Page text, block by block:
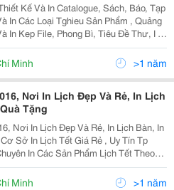
In Kep File, Phong Bì, Tiêu Đề Thư, I N
Đựng Hồ Sơ &Hellip;. -Thiết Kế Và In
Order N
Minh >1 năm
Nơi In Lịch Đẹp Và Rẻ, In Lịch
Tặng
Nơi In Lịch Đẹp Và Rẻ, In Lịch Bàn, In
Tết Với Thiết Kế Độc Quyền In Lịch
Sẵ
Minh >1 năm